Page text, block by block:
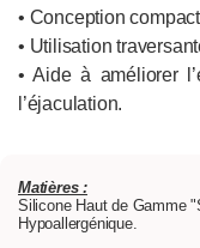
• Conception
• Utilisation
• Aide à améliorer
l’éjaculation.
Matières :
Silicone Haut de Gamme
Hypoallergénique.